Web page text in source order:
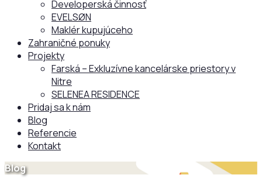
Developerská činnosť
EVELSØN
Maklér kupujúceho
Zahraničné ponuky
Projekty
Farská – Exkluzívne kancelárske priestory v
Nitre
SELENEA RESIDENCE
Pridaj sa k nám
Blog
Referencie
Kontakt
Blog